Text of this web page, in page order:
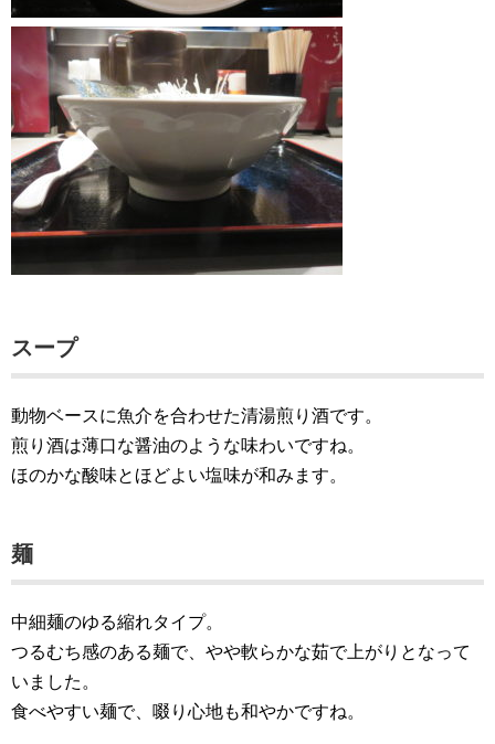
スープ
動物ベースに魚介を合わせた清湯煎り酒です。
煎り酒は薄口な醤油のような味わいですね。
ほのかな酸味とほどよい塩味が和みます。
麺
中細麺のゆる縮れタイプ。
つるむち感のある麺で、やや軟らかな茹で上がりとなって
いました。
食べやすい麺で、啜り心地も和やかですね。